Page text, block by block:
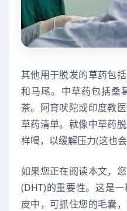
其他用于脱发的草药包
和马尾。中草药包括桑
茶。阿育吠陀或印度教
草药清单。就像中草药
样喝，以缓解压力(这也会
如果您正在阅读本文，
(DHT)的重要性。这是
皮中，可抓住您的毛囊